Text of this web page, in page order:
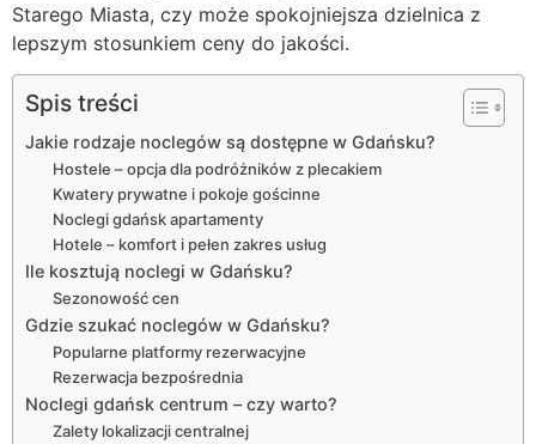
Starego Miasta, czy może spokojniejsza dzielnica z
lepszym stosunkiem ceny do jakości.
Spis treści
Jakie rodzaje noclegów są dostępne w Gdańsku?
Hostele – opcja dla podróżników z plecakiem
Kwatery prywatne i pokoje gościnne
Noclegi gdańsk apartamenty
Hotele – komfort i pełen zakres usług
Ile kosztują noclegi w Gdańsku?
Sezonowość cen
Gdzie szukać noclegów w Gdańsku?
Popularne platformy rezerwacyjne
Rezerwacja bezpośrednia
Noclegi gdańsk centrum – czy warto?
Zalety lokalizacji centralnej